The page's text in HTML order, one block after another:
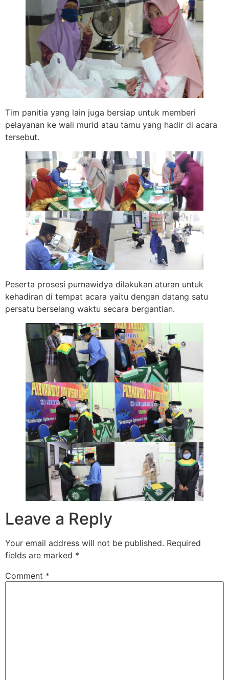
Tim panitia yang lain juga bersiap untuk memberi
pelayanan ke wali murid atau tamu yang hadir di acara
tersebut.
Peserta prosesi purnawidya dilakukan aturan untuk
kehadiran di tempat acara yaitu dengan datang satu
persatu berselang waktu secara bergantian.
Leave a Reply
Your email address will not be published. Required
fields are marked *
Comment *